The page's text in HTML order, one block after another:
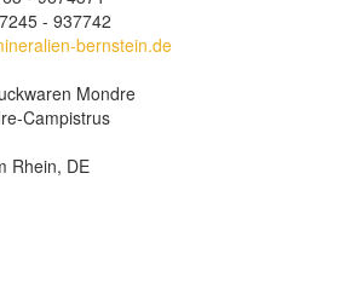
- 937742
bernstein.de
Mondre
Campistrus
Rhein, DE